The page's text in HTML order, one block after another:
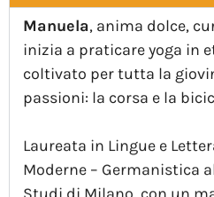
Manuela, anima dolce,
inizia a praticare yoga in
coltivato per tutta la
passioni: la corsa e la
Laureata in Lingue e
Moderne – Germanistica